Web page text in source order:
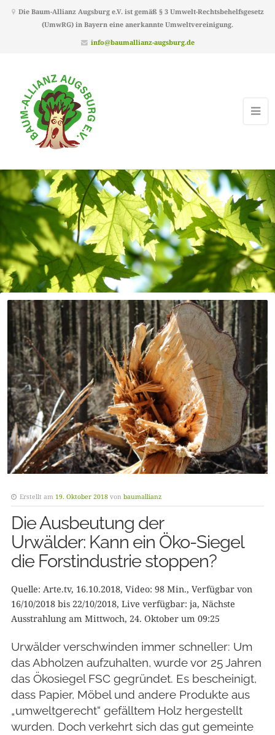
Die Baum-Allianz Augsburg e.V. ist gemäß § 3 Umwelt-Rechtsbehelfsgesetz
(UmwRG) in Bayern eine anerkannte Umweltvereinigung.
info@baumallianz-augsburg.de
Erstellt am 19. Oktober 2018 von baumallianz
Die Ausbeutung der
Urwälder: Kann ein Öko-Siegel
die Forstindustrie stoppen?
Quelle: Arte.tv, 16.10.2018, Video: 98 Min., Verfügbar von
16/10/2018 bis 22/10/2018, Live verfügbar: ja, Nächste
Ausstrahlung am Mittwoch, 24. Oktober um 09:25
Urwälder verschwinden immer schneller: Um
das Abholzen aufzuhalten, wurde vor 25 Jahren
das Ökosiegel FSC gegründet. Es bescheinigt,
dass Papier, Möbel und andere Produkte aus
„umweltgerecht“ gefälltem Holz hergestellt
wurden. Doch verkehrt sich das gut gemeinte